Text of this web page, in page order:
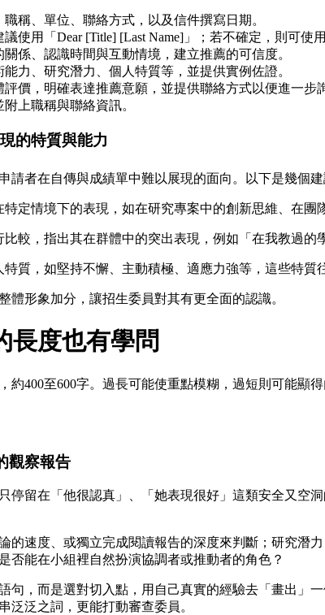
職稱、單位、聯絡方式，以及信件撰寫日期。
使用「Dear [Title] [Last Name]」；若不確定，則可使用
關係、認識時間與互動情境，建立推薦的可信度。
能力、研究潛力、個人特質等，並提供實例佐證。
評價，明確表達推薦意願，並提供聯絡方式以便進一步
上職稱與聯絡資訊。
的特質與能力
請者在自傳與成績單中難以展現的面向。以下是幾個建
特定情境下的表現，如在研究專案中的創新思維、在團
比較，指出其在群體中的突出表現，例如「在我教過的
質，如堅持不懈、主動積極、適應力強等，這些特質
體形象加分，讓招生委員對其有更全面的認識。
長度也有學問
約400至600字。過長可能使重點模糊，過短則可能顯
觀察報告
停留在「他很認真」、「她表現很好」這類安全又空
的速度、或獨立完成閱讀報告的深度來判斷；研究
能在小組裡自然扮演協調者或推動者的角色？
句，而是選對切入點，用自己真實的經驗去「畫出
泛泛之詞，更能打動審查委員。